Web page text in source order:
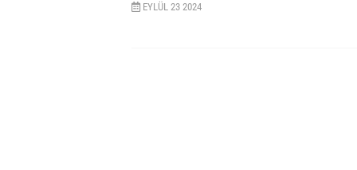
EYLÜL 23 2024